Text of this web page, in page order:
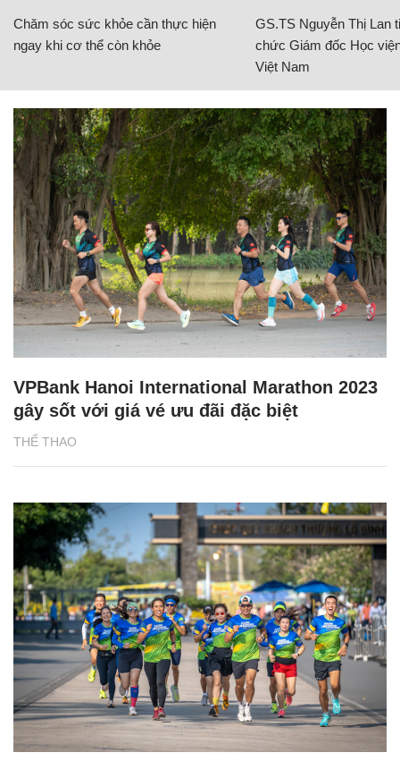
Chăm sóc sức khỏe cần thực hiện
ngay khi cơ thể còn khỏe
GS.TS Nguyễn Thị Lan
chức Giám đốc Học
Việt Nam
THỂ THAO
VPBank Hanoi International Marathon 2023
gây sốt với giá vé ưu đãi đặc biệt